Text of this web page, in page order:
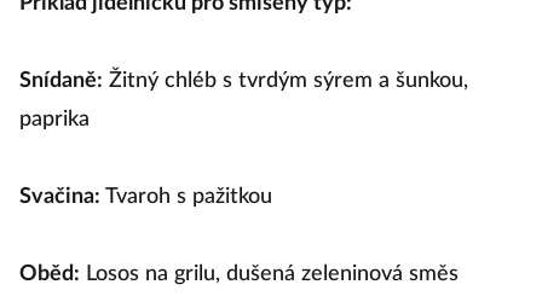
Snídaně: Žitný chléb s tvrdým sýrem a šunkou,
paprika
Svačina: Tvaroh s pažitkou
Oběd: Losos na grilu, dušená zeleninová směs